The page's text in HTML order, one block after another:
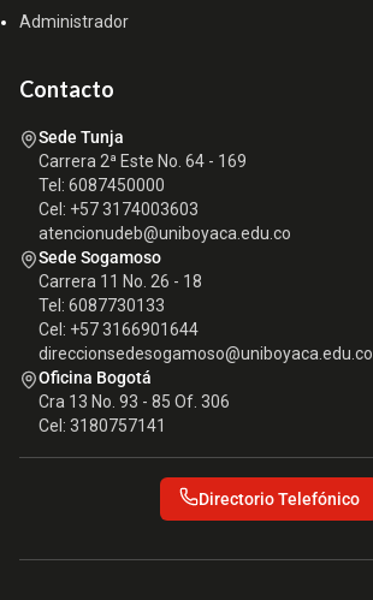
Administrador
Contacto
Sede Tunja
Carrera 2ª Este No. 64 - 169
Tel: 6087450000
Cel: +57 3174003603
atencionudeb@uniboyaca.edu.co
Sede Sogamoso
Carrera 11 No. 26 - 18
Tel: 6087730133
Cel: +57 3166901644
direccionsedesogamoso@uniboyaca.edu.co
Oficina Bogotá
Cra 13 No. 93 - 85 Of. 306
Cel: 3180757141
Directorio Telefónico